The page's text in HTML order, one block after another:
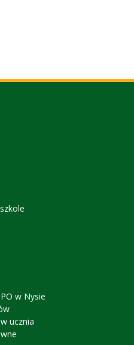
w Nysie
ucznia